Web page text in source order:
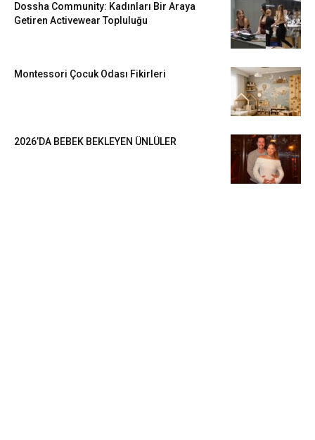
Dossha Community: Kadınları Bir Araya
Getiren Activewear Topluluğu
Montessori Çocuk Odası Fikirleri
2026’DA BEBEK BEKLEYEN ÜNLÜLER